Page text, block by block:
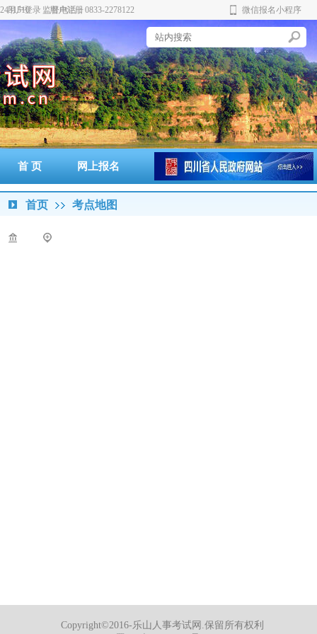
用户登录 用户注册
监督电话：0833-2278122 微信报名小程序
务
实 创
新
首 页 网上报名 准考证打印 通知书打印
成绩查询 政策法规
首页 考点地图
Copyright©2016-乐山人事考试网.保留所有权利